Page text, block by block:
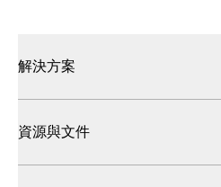
解決方案
資源與文件